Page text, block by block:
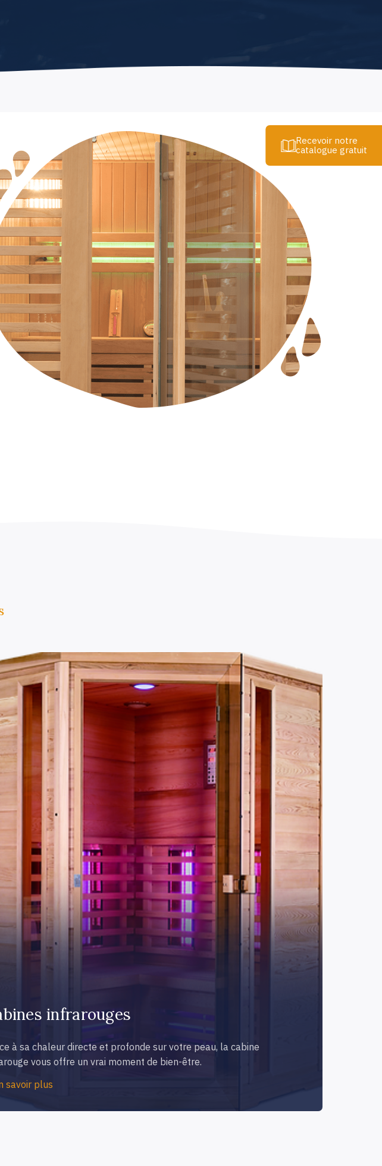
Recevoir notre
catalogue gratuit
infrarouges
à sa chaleur directe et profonde sur votre peau, la cabine
vous offre un vrai moment de bien-être.
savoir plus